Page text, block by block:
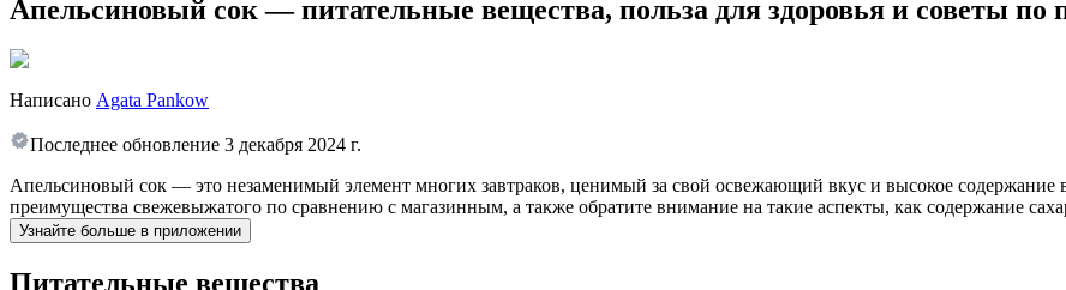
Апельсиновый сок — питательные вещества, польза для здоровья и советы по
Написано Agata Pankow
Последнее обновление 3 декабря 2024 г.
Апельсиновый сок — это незаменимый элемент многих завтраков, ценимый за свой освежающий вкус и высокое содержание
преимущества свежевыжатого по сравнению с магазинным, а также обратите внимание на такие аспекты, как содержание
Узнайте больше в приложении
Питательные вещества